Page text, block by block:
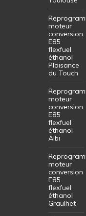
moteur
conversion
E85
flexfuel
éthanol
Plaisance
du Touch
moteur
conversion
E85
flexfuel
éthanol
Albi
moteur
conversion
E85
flexfuel
éthanol
Graulhet